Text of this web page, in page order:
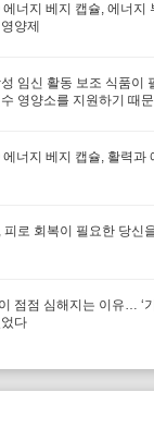
에너지 베지 캡슐, 에너지
양제
임신 활동 보조 식품이
영양소를 지원하기 때
에너지 베지 캡슐, 활력과
피로 회복이 필요한 당신
점점 심해지는 이유… ‘
다